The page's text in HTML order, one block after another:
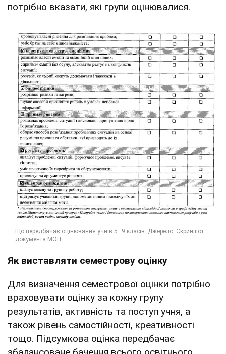
потрібно вказати, які групи оцінювалися.
Як виставляти семестрову оцінку
Для визначення семестрової оцінки потрібно
враховувати оцінку за кожну групу
результатів, активність та поступ учня, а
також рівень самостійності, креативності
тощо. Підсумкова оцінка передбачає